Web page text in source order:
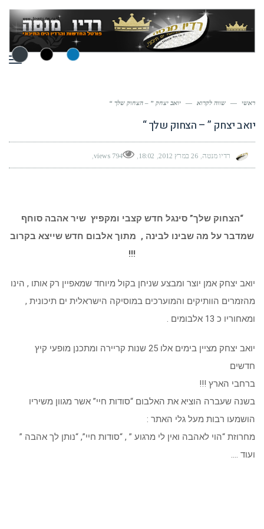
ראשי — שווה לקרוא — יואב יצחק ” – הצחוק שלך “
יואב יצחק ” – הצחוק שלך “
רדיו מנטה 26 במרץ 2012 18:02
794 views
“הצחוק שלך” סינגל חדש קצבי ומקפיץ שיר אהבה סוחף
שמדבר על מה שבינו לבינה , מתוך אלבום חדש שייצא בקרוב
!!!
יואב יצחק אמן יוצר ומבצע שניחן בקול מיוחד שמאפיין רק אותו , הינו
מהזמרים הוותיקים והמוערכים במוסיקה הישראלית ים תיכונית ,
ומאחוריו כ 13 אלבומים .
יואב יצחק מציין בימים אלו 25 שנות קריירה ומתכנן מופעי קיץ
חדשים
ברחבי הארץ !!!
בשנה שעברה הוציא את האלבום “סודות חיי” אשר מגוון משיריו
הושמעו רבות מעל גלי האתר :
מחרוזת “הוי לאהבה ואין לי מרגוע ” , “סודות חיי”, “נותן לך אהבה ”
ועוד ….